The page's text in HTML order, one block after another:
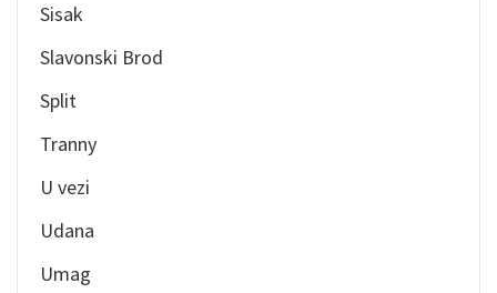
Sisak
Slavonski Brod
Split
Tranny
U vezi
Udana
Umag